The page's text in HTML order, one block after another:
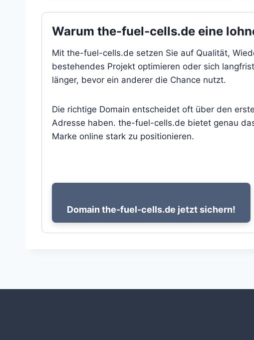
Warum the-fuel-cells.de eine
Mit the-fuel-cells.de setzen Sie auf Qualität,
bestehendes Projekt optimieren oder sich
länger, bevor ein anderer die Chance nutzt.
Die richtige Domain entscheidet oft über den
Adresse haben. the-fuel-cells.de bietet genau
Marke online stark zu positionieren.
Domain the-fuel-cells.de jetzt sichern!